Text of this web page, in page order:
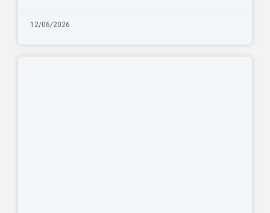
12/06/2026